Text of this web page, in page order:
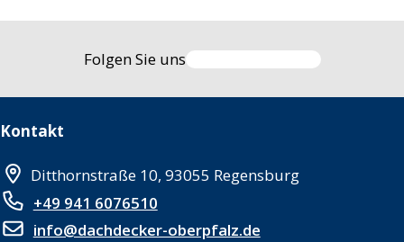
Folgen Sie uns
Kontakt
Ditthornstraße 10, 93055 Regensburg
+49 941 6076510
info@dachdecker-oberpfalz.de